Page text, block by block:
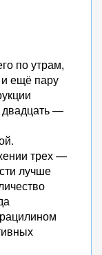
по утрам,
ещё пару
двадцать —
трех —
лучше